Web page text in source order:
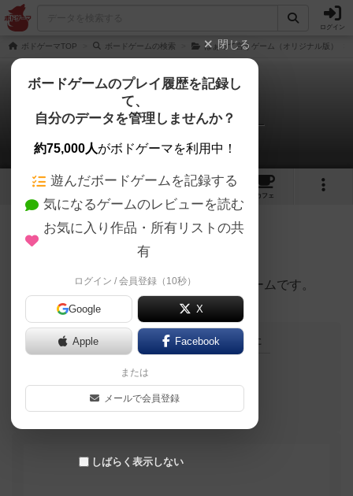
ログイン
ボドゲーマTOP ボードゲームの検索 はぁって言うゲーム（オリジナル版）
はぁって言うゲーム
4才から中2の4人娘のパパさんのレビュー
9 6 21
カフェ
108名 0名 0 約2年前
子どもは演技することが大好き。アクトゲームです。
この投稿に 名が ナイス！しました
閉じる
ボードゲームのプレイ履歴を記録し
て、
自分のデータを管理しませんか？
約75,000人がボドゲーマを利用中！
遊んだボードゲームを記録する
気になるゲームのレビューを読む
お気に入り作品・所有リストの共
有
ログイン / 会員登録（10秒）
Google X
Apple Facebook
または
メールで会員登録
しばらく表示しない